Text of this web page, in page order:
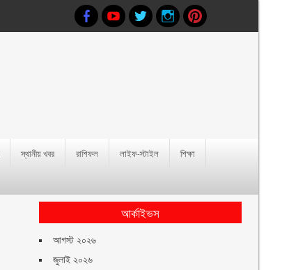
স্থানীয় খবর রাশিফল লাইফ-স্টাইল
শিক্ষা
আর্কাইভস
আগস্ট ২০২৬
জুলাই ২০২৬